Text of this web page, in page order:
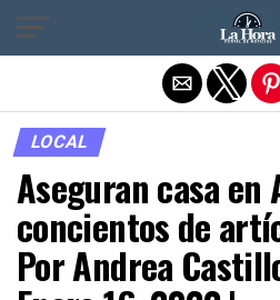
LOCAL
Aseguran casa en
concientos de
Por Andrea
Salir de la